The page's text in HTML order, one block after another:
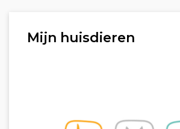
Mijn huisdieren